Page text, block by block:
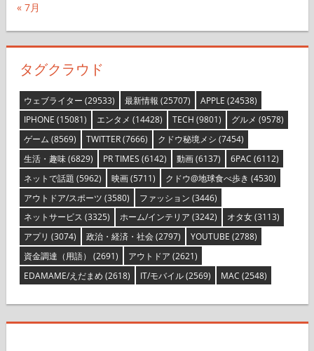
« 7月
タグクラウド
ウェブライター (29533) 最新情報 (25707) APPLE (24538)
IPHONE (15081) エンタメ (14428) TECH (9801) グルメ (9578)
ゲーム (8569) TWITTER(7666) クドウ秘境メシ (7454)
生活・趣味(6829) PR TIMES (6142) 動画(6137) 6PAC (6112)
ネットで話題 (5962) 映画(5711) クドウ@地球食べ歩き (4530)
アウトドア/スポーツ (3580) ファッション (3446)
ネットサービス (3325) ホーム/インテリア (3242) オタ女(3113)
アプリ (3074) 政治・経済・社会(2797) YOUTUBE (2788)
資金調達（用語） (2691) アウトドア (2621)
EDAMAME/えだまめ (2618) IT/モバイル(2569) MAC (2548)